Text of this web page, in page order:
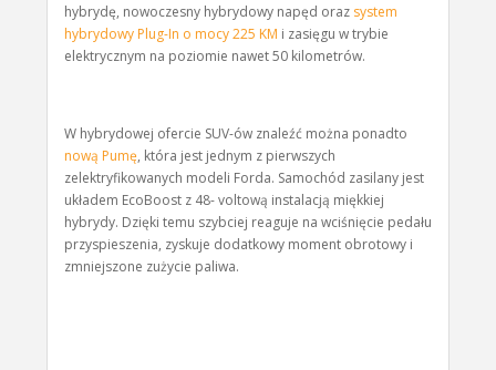
hybrydę, nowoczesny hybrydowy napęd oraz system
hybrydowy Plug-In o mocy 225 KM i zasięgu w trybie
elektrycznym na poziomie nawet 50 kilometrów.
W hybrydowej ofercie SUV-ów znaleźć można ponadto
nową Pumę, która jest jednym z pierwszych
zelektryfikowanych modeli Forda. Samochód zasilany jest
układem EcoBoost z 48- voltową instalacją miękkiej
hybrydy. Dzięki temu szybciej reaguje na wciśnięcie pedału
przyspieszenia, zyskuje dodatkowy moment obrotowy i
zmniejszone zużycie paliwa.